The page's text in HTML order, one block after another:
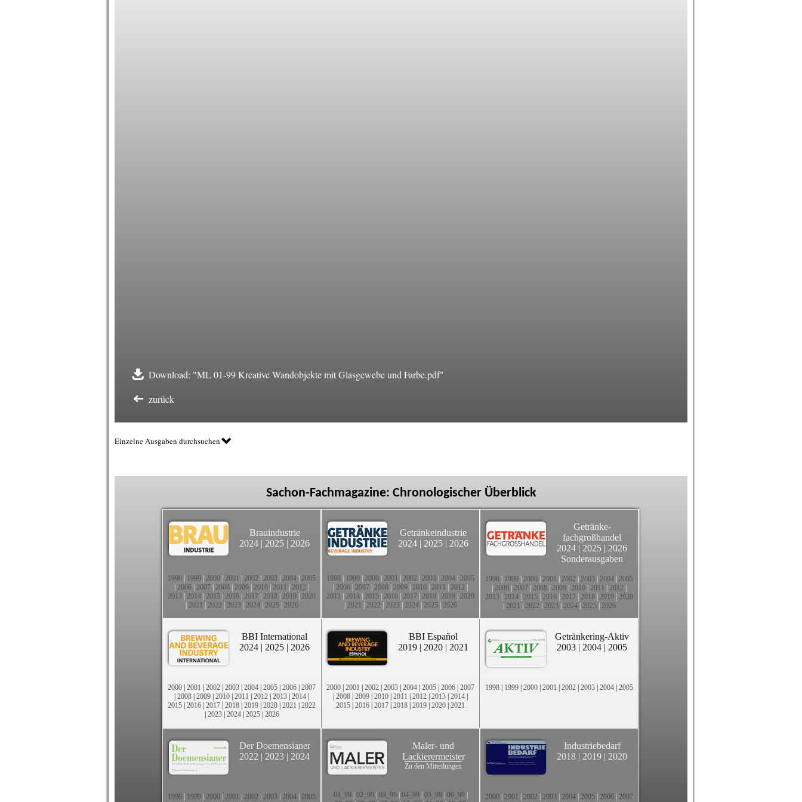
Download: "ML 01-99 Kreative Wandobjekte mit Glasgewebe und Farbe.pdf"
zurück
Einzelne Ausgaben durchsuchen
Sachon-Fachmagazine: Chronologischer Überblick
Brauindustrie
2024 | 2025 | 2026
1998 1999 2000 2001 2002 2003 2004 2005
2006 2007 2008 2009 2010 2011 2012
2013 2014 2015 2016 2017 2018 2019 2020
2021 2022 2023| 2024| 2025| 2026
Getränkeindustrie
2024 | 2025 | 2026
1998 1999 2000 2001 2002 2003 2004 2005
2006 2007 2008 2009 2010 2011 2012
2013 2014 2015 2016 2017 2018 2019 2020
2021 2022 2023| 2024| 2025| 2026
Getränke-
fachgroßhandel
2024 | 2025 | 2026
Sonderausgaben
1998 1999 2000 2001 2002 2003 2004 2005
2006 2007 2008 2009 2010 2011 2012
2013 2014 2015 2016 2017 2018 2019 2020
2021 2022 2023| 2024| 2025| 2026
BBI International
2024 | 2025 | 2026
2000 | 2001 | 2002 | 2003 | 2004 | 2005 | 2006 | 2007
| 2008 | 2009 | 2010 | 2011 | 2012 | 2013 | 2014 |
2015 | 2016 | 2017 | 2018 | 2019 | 2020 | 2021 | 2022
| 2023| 2024| 2025| 2026
BBI Español
2019 | 2020 | 2021
2000 | 2001 | 2002 | 2003 | 2004 | 2005 | 2006 | 2007
| 2008 | 2009 | 2010 | 2011 | 2012 | 2013 | 2014 |
2015 | 2016 | 2017 | 2018 | 2019 | 2020 | 2021
Getränkering-Aktiv
2003 | 2004 | 2005
1998 | 1999 | 2000 | 2001 | 2002 | 2003 | 2004 | 2005
Der Doemensianer
2022 | 2023 | 2024
1998 1999 2000 2001 2002 2003 2004 2005
Maler- und
Lackierermeister
Zu den Mitteilungen
01_99| 02_99| 03_99| 04_99| 05_99| 06_99|
Industriebedarf
2018 | 2019 | 2020
2000 2001 2002 2003 2004 2005 2006 2007